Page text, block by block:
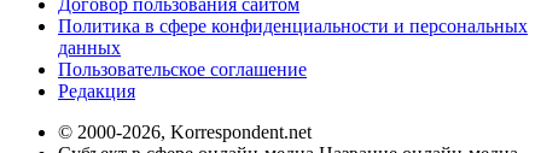
Договор пользования сайтом
Политика в сфере конфиденциальности и персональных
данных
Пользовательское соглашение
Редакция
© 2000-2026, Korrespondent.net